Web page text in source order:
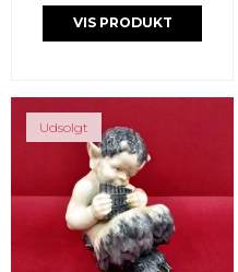
VIS PRODUKT
Udsolgt